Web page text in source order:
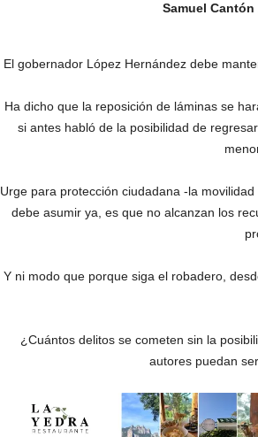
Samuel Cantón
El gobernador López Hernández debe
Ha dicho que la reposición de láminas se
si antes habló de la posibilidad de
Urge para protección ciudadana -la
debe asumir ya, es que no alcanzan los
Y ni modo que porque siga el robadero,
¿Cuántos delitos se cometen sin la
autores puedan